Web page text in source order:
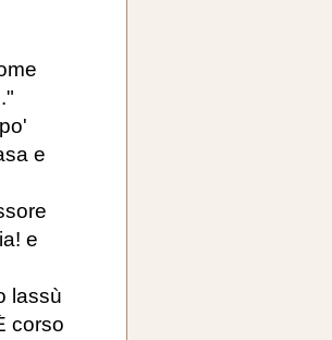
e
e
lassù
corso